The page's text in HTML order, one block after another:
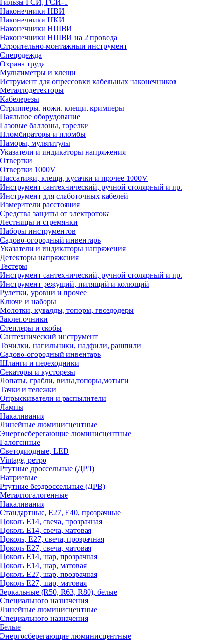
Гильзы ГСИ, ГСИ-Т
Наконечники НВИ
Наконечники НКИ
Наконечники НШВИ
Наконечники НШВИ на 2 провода
Строительно-монтажный инструмент
Спецодежда
Охрана труда
Мультиметры и клещи
Иструмент для опрессовки кабельных наконечников
Металлодетекторы
Кабелерезы
Стрипперы, ножи, клещи, кримперы
Паяльное оборудование
Газовые баллоны, горелки
Пломбираторы и пломбы
Наморы, мультитулы
Указатели и индикаторы напряжения
Отвертки
Отвертки 1000V
Пассатижи, клещи, кусачки и прочее 1000V
Инструмент сантехнический, ручной столярный и пр.
Инструмент для слаботочных кабелей
Измерители расстояния
Средства защиты от электротока
Лестницы и стремянки
Наборы инструментов
Садово-огородный инвентарь
Указатели и индикаторы напряжения
Детекторы напряжения
Тестеры
Инструмент сантехнический, ручной столярный и пр.
Инструмент режущий, пилящий и колющий
Рулетки, уровни и прочее
Ключи и наборы
Молотки, кувалды, топоры, гвоздодеры
Заклепочники
Степлеры и скобы
Сантехнический инструмент
Точилки, напильники, надфили, рашпили
Садово-огородный инвентарь
Шланги и переходники
Секаторы и кусторезы
Лопаты, грабли, вилы,топоры,мотыги
Тачки и тележки
Опрыскиватели и распылители
Лампы
Накаливания
Линейные люминисцентные
Энергосберегающие люминисцентные
Галогенные
Светодиодные, LED
Vintage, ретро
Ртутные дроссельные (ДРЛ)
Натриевые
Ртутные бездроссельные (ДРВ)
Металлогалогенные
Накаливания
Стандартные, Е27, Е40, прозрачные
Цоколь Е14, свеча, прозрачная
Цоколь Е14, свеча, матовая
Цоколь, Е27, свеча, прозрачная
Цоколь Е27, свеча, матовая
Цоколь Е14, шар, прозрачная
Цоколь Е14, шар, матовая
Цоколь Е27, шар, прозрачная
Цоколь Е27, шар, матовая
Зеркальные (R50, R63, R80), белые
Специального назначения
Линейные люминисцентные
Специального назначения
Белые
Энергосберегающие люминисцентные